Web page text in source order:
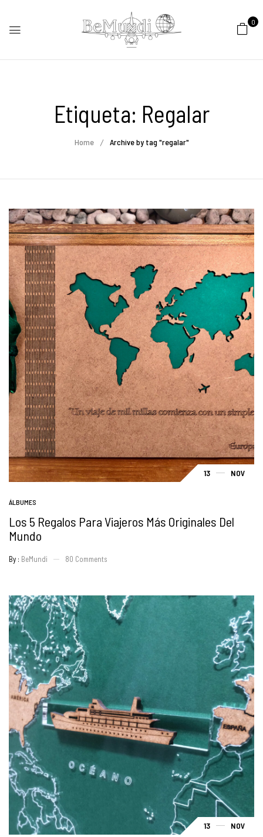
0
Etiqueta: Regalar
Home Archive by tag "regalar"
13 NOV
ÁLBUMES
Los 5 Regalos Para Viajeros Más Originales Del
Mundo
By : BeMundi 80 Comments
13 NOV